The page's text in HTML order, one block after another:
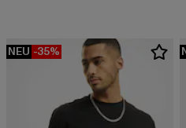
NEU -35%